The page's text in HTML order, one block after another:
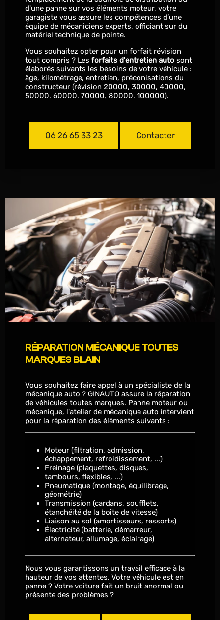
d'une panne sur vos éléments moteur, votre
garagiste vous assure les compétences d’une
équipe de mécaniciens experts, officiant sur du
matériel technique de pointe.
Vous souhaitez opter pour un forfait révision
tout compris ? Lesforfaits d'entretien auto sont
élaborés suivants les besoins de votre véhicule :
âge, kilométrage, entretien, préconisations du
constructeur (révision 20000, 30000, 40000,
50000, 60000, 70000, 80000, 100000).
06 26 65 33 23 Contacter
RÉPARATION MÉCANIQUE TOUTES
MARQUES BLAIN
Vous souhaitez faire appel à un spécialiste de la
mécanique auto ? GINAUTO assure la réparation
de véhicules toutes marques. Panne moteur ou
mécanique, l'atelier de mécanique auto intervient
pour la réparation des éléments suivants :
Moteur (filtration, admission,
échappement, refroidissement, ...)
Freinage (plaquettes, disques,
tambours, flexibles, ...)
Pneumatique (montage, équilibrage,
géométrie)
Transmission (cardans, soufflets,
étanchéité de la boîte de vitesse)
Liaison au sol (amortisseurs, ressorts)
Électricité (batterie, démarreur,
alternateur, allumage, éclairage)
Nous vous garantissons un travail efficace à la
hauteur de vos attentes. Votre véhicule est en
panne ? Votre voiture fait un bruit anormal ou
présente des problèmes ?